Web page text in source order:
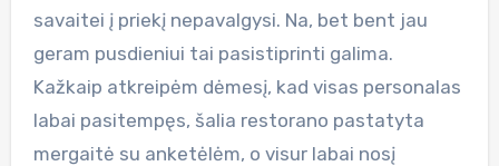
savaitei į priekį nepavalgysi. Na, bet bent jau
geram pusdieniui tai pasistiprinti galima.
Kažkaip atkreipėm dėmesį, kad visas personalas
labai pasitempęs, šalia restorano pastatyta
mergaitė su anketėlėm, o visur labai nosį